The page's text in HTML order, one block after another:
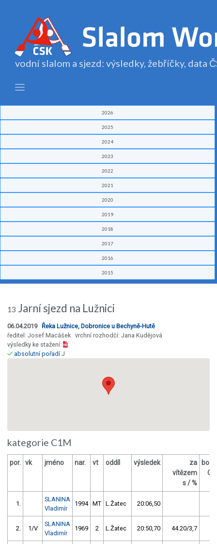
vodní slalom a sjezd: výsledky, žebříčky, data
2026
2025
2024
2023
2022
2021
2020
2019
2018
2017
2016
2015
13 Jarní sjezd na Lužnici
06.04.2019 Řeka Lužnice, Dobronice u Bechyně-Hutě
ředitel: Josef Macášek vrchní rozhodčí: Jana Kudějová
výsledky ke stažení:
absolutní pořadíJ
kategorie C1M
por. vk jméno nar. vt oddíl výsledek
za
vítězem
s / %
body
OČ
1.
SLANINA
Vladimír
1994 MT L.Žatec 20:06,50
2. 1/V
SLANINA
Vladimír
1969 2 L.Žatec 20:50,70 44.20/3,7